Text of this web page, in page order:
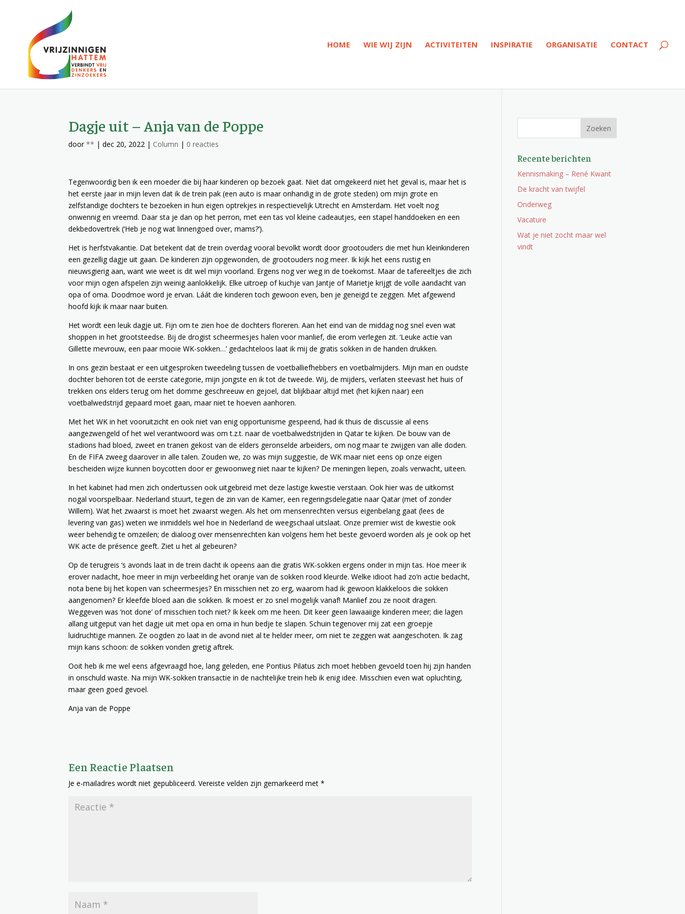
HOME WIE WIJ ZIJN ACTIVITEITEN INSPIRATIE ORGANISATIE CONTACT
Dagje uit – Anja van de Poppe
door** |dec 20, 2022 | Column | 0 reacties
Tegenwoordig ben ik een moeder die bij haar kinderen op bezoek gaat. Niet dat omgekeerd niet het geval is, maar het is
het eerste jaar in mijn leven dat ik de trein pak (een auto is maar onhandig in de grote steden) om mijn grote en
zelfstandige dochters te bezoeken in hun eigen optrekjes in respectievelijk Utrecht en Amsterdam. Het voelt nog
onwennig en vreemd. Daar sta je dan op het perron, met een tas vol kleine cadeautjes, een stapel handdoeken en een
dekbedovertrek (‘Heb je nog wat linnengoed over, mams?’).
Het is herfstvakantie. Dat betekent dat de trein overdag vooral bevolkt wordt door grootouders die met hun kleinkinderen
een gezellig dagje uit gaan. De kinderen zijn opgewonden, de grootouders nog meer. Ik kijk het eens rustig en
nieuwsgierig aan, want wie weet is dit wel mijn voorland. Ergens nog ver weg in de toekomst. Maar de tafereeltjes die zich
voor mijn ogen afspelen zijn weinig aanlokkelijk. Elke uitroep of kuchje van Jantje of Marietje krijgt de volle aandacht van
opa of oma. Doodmoe word je ervan. Láát die kinderen toch gewoon even, ben je geneigd te zeggen. Met afgewend
hoofd kijk ik maar naar buiten.
Het wordt een leuk dagje uit. Fijn om te zien hoe de dochters floreren. Aan het eind van de middag nog snel even wat
shoppen in het grootsteedse. Bij de drogist scheermesjes halen voor manlief, die erom verlegen zit. ‘Leuke actie van
Gillette mevrouw, een paar mooie WK-sokken…’ gedachteloos laat ik mij de gratis sokken in de handen drukken.
In ons gezin bestaat er een uitgesproken tweedeling tussen de voetballiefhebbers en voetbalmijders. Mijn man en oudste
dochter behoren tot de eerste categorie, mijn jongste en ik tot de tweede. Wij, de mijders, verlaten steevast het huis of
trekken ons elders terug om het domme geschreeuw en gejoel, dat blijkbaar altijd met (het kijken naar) een
voetbalwedstrijd gepaard moet gaan, maar niet te hoeven aanhoren.
Met het WK in het vooruitzicht en ook niet van enig opportunisme gespeend, had ik thuis de discussie al eens
aangezwengeld of het wel verantwoord was om t.z.t. naar de voetbalwedstrijden in Qatar te kijken. De bouw van de
stadions had bloed, zweet en tranen gekost van de elders geronselde arbeiders, om nog maar te zwijgen van alle doden.
En de FIFA zweeg daarover in alle talen. Zouden we, zo was mijn suggestie, de WK maar niet eens op onze eigen
bescheiden wijze kunnen boycotten door er gewoonweg niet naar te kijken? De meningen liepen, zoals verwacht, uiteen.
In het kabinet had men zich ondertussen ook uitgebreid met deze lastige kwestie verstaan. Ook hier was de uitkomst
nogal voorspelbaar. Nederland stuurt, tegen de zin van de Kamer, een regeringsdelegatie naar Qatar (met of zonder
Willem). Wat het zwaarst is moet het zwaarst wegen. Als het om mensenrechten versus eigenbelang gaat (lees de
levering van gas) weten we inmiddels wel hoe in Nederland de weegschaal uitslaat. Onze premier wist de kwestie ook
weer behendig te omzeilen; de dialoog over mensenrechten kan volgens hem het beste gevoerd worden als je ook op het
WK acte de présence geeft. Ziet u het al gebeuren?
Op de terugreis ‘s avonds laat in de trein dacht ik opeens aan die gratis WK-sokken ergens onder in mijn tas. Hoe meer ik
erover nadacht, hoe meer in mijn verbeelding het oranje van de sokken rood kleurde. Welke idioot had zo’n actie bedacht,
nota bene bij het kopen van scheermesjes? En misschien net zo erg, waarom had ik gewoon klakkeloos die sokken
aangenomen? Er kleefde bloed aan die sokken. Ik moest er zo snel mogelijk vanaf! Manlief zou ze nooit dragen.
Weggeven was ‘not done’ of misschien toch niet? Ik keek om me heen. Dit keer geen lawaaiige kinderen meer; die lagen
allang uitgeput van het dagje uit met opa en oma in hun bedje te slapen. Schuin tegenover mij zat een groepje
luidruchtige mannen. Ze oogden zo laat in de avond niet al te helder meer, om niet te zeggen wat aangeschoten. Ik zag
mijn kans schoon: de sokken vonden gretig aftrek.
Ooit heb ik me wel eens afgevraagd hoe, lang geleden, ene Pontius Pilatus zich moet hebben gevoeld toen hij zijn handen
in onschuld waste. Na mijn WK-sokken transactie in de nachtelijke trein heb ik enig idee. Misschien even wat opluchting,
maar geen goed gevoel.
Anja van de Poppe
Een Reactie Plaatsen
Je e-mailadres wordt niet gepubliceerd. Vereiste velden zijn gemarkeerd met*
Recente berichten
Kennismaking – René Kwant
De kracht van twijfel
Onderweg
Vacature
Wat je niet zocht maar wel
vindt